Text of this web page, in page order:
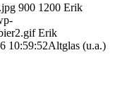
900 1200 Erik
Erik
10:59:52Altglas (u.a.)